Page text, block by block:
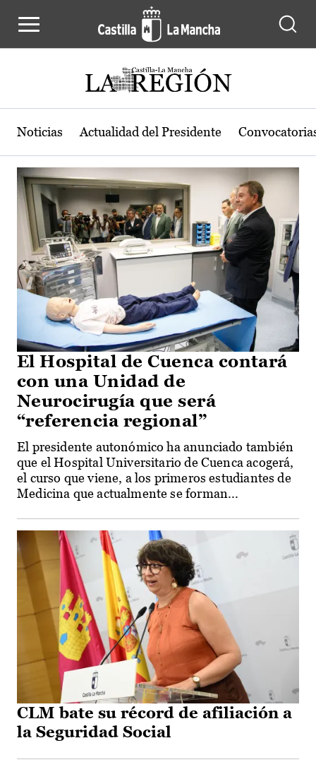
Actualidad de la región de Castilla-
Noticias Actualidad del Presidente
El Hospital de Cuenca contará
con una Unidad de
Neurocirugía que será
“referencia regional”
El presidente autonómico ha anunciado también
que el Hospital Universitario de Cuenca acogerá,
el curso que viene, a los primeros estudiantes de
Medicina que actualmente se forman...
CLM bate su récord de afiliación a
la Seguridad Social